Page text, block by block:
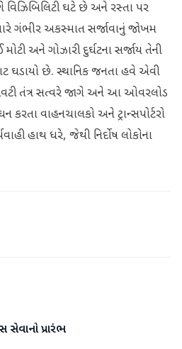
ઘટે છે અને રસ્તા પર
ગંભીર અકસ્માત સર્જાવાનું જોખમ
અને ગોઝારી દુર્ઘટના સર્જાય તેની
ઘડાયો છે. સ્થાનિક જનતા હવે એવી
તંત્ર સત્વરે જાગે અને આ ઓવરલોડ
વાહનચાલકો અને ટ્રાન્સપોર્ટરો
હાથ ધરે, જેથી નિર્દોષ લોકોના
સેવાનો પ્રારંભ